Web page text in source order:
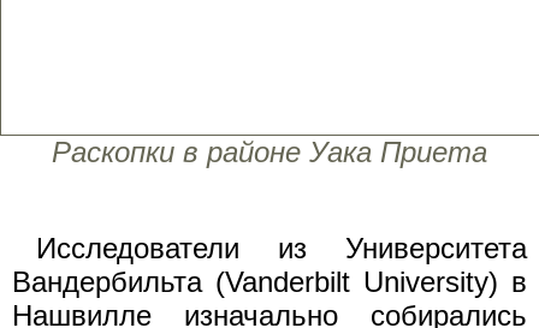
Раскопки в районе Уака Приета
Исследователи из Университета
Вандербильта (Vanderbilt University) в
Нашвилле изначально собирались